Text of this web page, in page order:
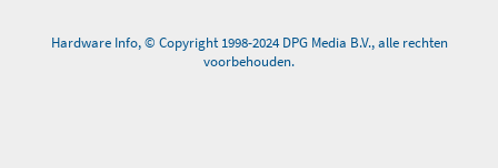
Hardware Info, © Copyright 1998-2024 DPG Media B.V., alle rechten
voorbehouden.